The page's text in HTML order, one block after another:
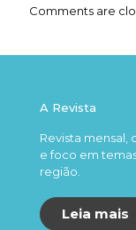
Comments are
A Revista
Revista mensal,
e foco em
região.
Leia mais